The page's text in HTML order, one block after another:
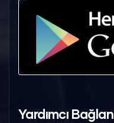
Yardımcı